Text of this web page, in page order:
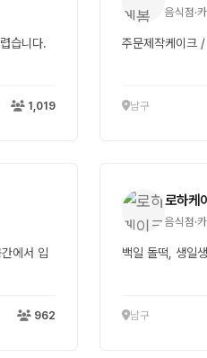
습니다.
1,019
음식점·
주문제작케이크
남구
에서 입
962
로하케
음식점·
백일 돌떡, 생일
남구